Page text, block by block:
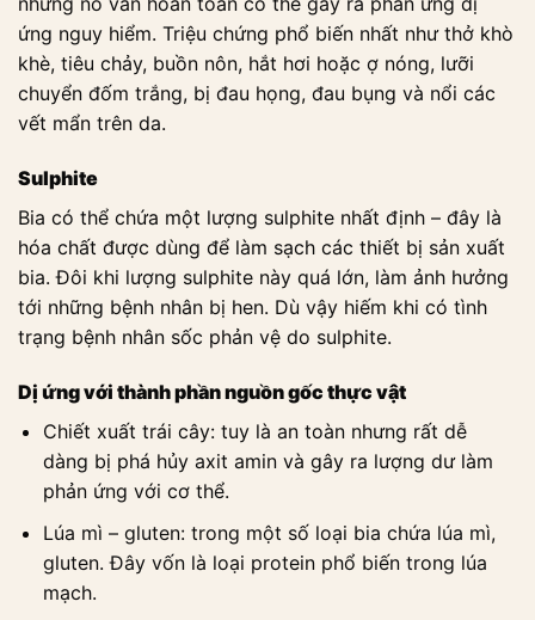
ứng nguy hiểm. Triệu chứng phổ biến nhất như thở khò
khè, tiêu chảy, buồn nôn, hắt hơi hoặc ợ nóng, lưỡi
chuyển đốm trắng, bị đau họng, đau bụng và nổi các
vết mẩn trên da.
Sulphite
Bia có thể chứa một lượng sulphite nhất định – đây là
hóa chất được dùng để làm sạch các thiết bị sản xuất
bia. Đôi khi lượng sulphite này quá lớn, làm ảnh hưởng
tới những bệnh nhân bị hen. Dù vậy hiếm khi có tình
trạng bệnh nhân sốc phản vệ do sulphite.
Dị ứng với thành phần nguồn gốc thực vật
Chiết xuất trái cây: tuy là an toàn nhưng rất dễ
dàng bị phá hủy axit amin và gây ra lượng dư làm
phản ứng với cơ thể.
Lúa mì – gluten: trong một số loại bia chứa lúa mì,
gluten. Đây vốn là loại protein phổ biến trong lúa
mạch.